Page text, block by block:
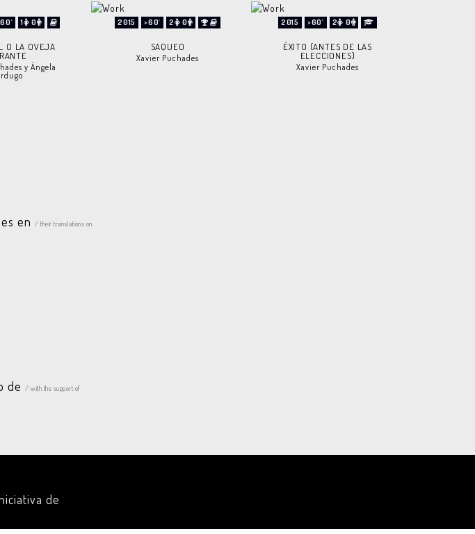
1 0
O LA OVEJA
y Ángela
2015 >60' 2 0
SAQUEO
Xavier Puchades
2015 >60' 2 0
ÉXITO (ANTES DE LAS
ELECCIONES)
Xavier Puchades
en/ their translations on
de/ with the support of
de